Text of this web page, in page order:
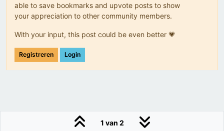
able to save bookmarks and upvote posts to show
your appreciation to other community members.
With your input, this post could be even better 💗
Registreren Login
1 van 2